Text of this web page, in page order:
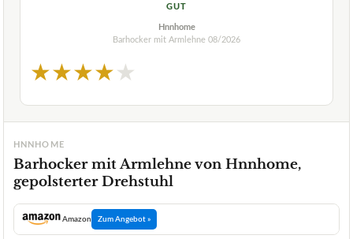
GUT
Hnnhome
Barhocker mit Armlehne 08/2026
★★★★★
HNNHOME
Barhocker mit Armlehne von Hnnhome,
gepolsterter Drehstuhl
Amazon Zum Angebot »